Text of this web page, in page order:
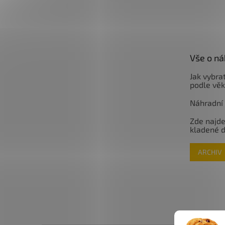
Vše o
Jak
podle
Zde
kladené
ARCHIV